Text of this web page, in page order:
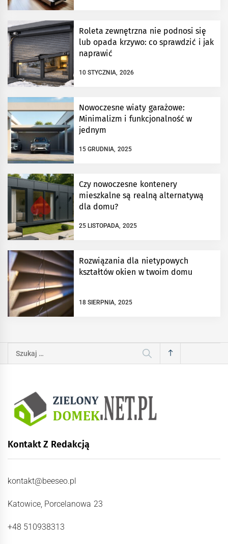
Roleta zewnętrzna nie podnosi się
lub opada krzywo: co sprawdzić i jak
naprawić
10 STYCZNIA, 2026
Nowoczesne wiaty garażowe:
Minimalizm i funkcjonalność w
jednym
15 GRUDNIA, 2025
Czy nowoczesne kontenery
mieszkalne są realną alternatywą
dla domu?
25 LISTOPADA, 2025
Rozwiązania dla nietypowych
kształtów okien w twoim domu
18 SIERPNIA, 2025
Szukaj:
Kontakt Z Redakcją
kontakt@beeseo.pl
Katowice, Porcelanowa 23
+48 510938313